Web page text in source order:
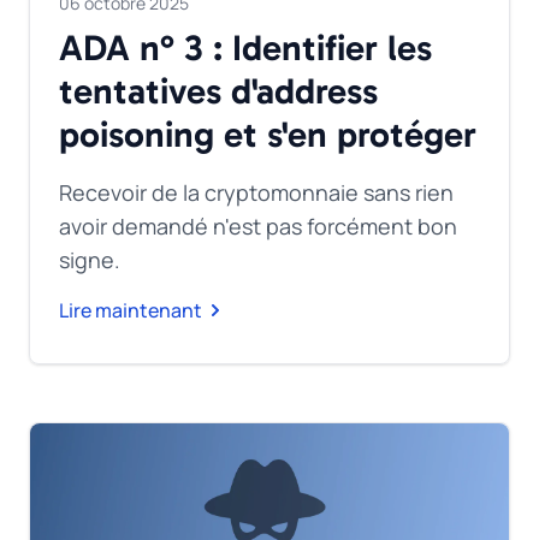
ADA n° 3 : Identifier les
tentatives d'address
poisoning et s'en protéger
Recevoir de la cryptomonnaie sans rien
avoir demandé n'est pas forcément bon
signe.
Lire maintenant